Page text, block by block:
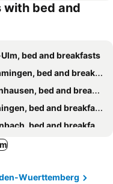
with bed and
bed and breakfasts
bed and breakfasts
bed and breakfasts
bed and breakfasts
bed and breakfasts
bed and breakfasts
bed and breakfasts
Wuerttemberg